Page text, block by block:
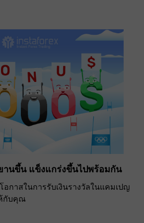
านขึ้น แข็งแกร่งขึ้นไปพร้อมกัน
อกาสในการรับเงินรางวัลในแคมเปญ
กับคุณ